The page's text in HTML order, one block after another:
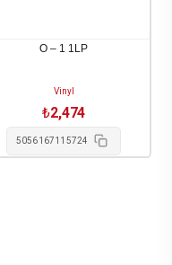
O – 1 1LP
Vinyl
₺2,474
5056167115724